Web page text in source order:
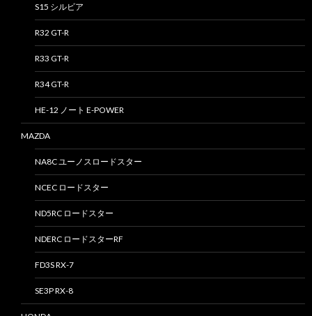
S15 シルビア
R32 GT-R
R33 GT-R
R34 GT-R
HE-12 ノート E-POWER
MAZDA
NA8C ユーノスロードスター
NCEC ロードスター
ND5RC ロードスター
NDERC ロードスターRF
FD3S RX-7
SE3P RX-8